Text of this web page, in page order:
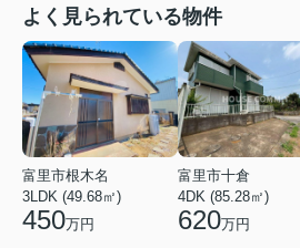
よく見られている物件
富里市根木名
3LDK (49.68㎡)
450万円
富里市十倉
4DK (85.28㎡)
620万円